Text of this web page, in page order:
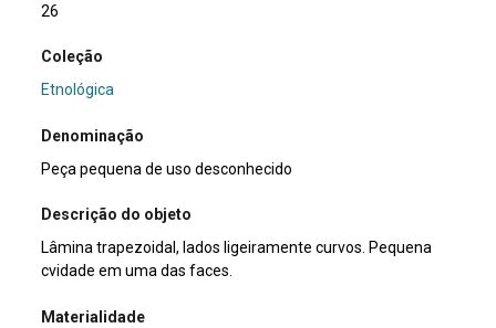
26
Coleção
Etnológica
Denominação
Peça pequena de uso desconhecido
Descrição do objeto
Lâmina trapezoidal, lados ligeiramente curvos. Pequena
cvidade em uma das faces.
Materialidade